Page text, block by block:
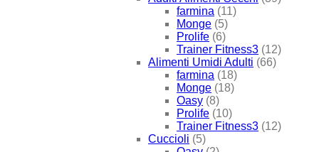
farmina (11)
Monge (5)
Prolife (6)
Trainer Fitness3 (12)
Alimenti Umidi Adulti (66)
farmina (18)
Monge (18)
Oasy (8)
Prolife (10)
Trainer Fitness3 (12)
Cuccioli (5)